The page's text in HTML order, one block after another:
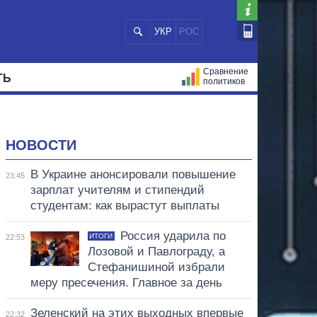
УКР РОС
Сравнение
политиков
НОВОСТИ
23:45
В Украине анонсировали повышение
зарплат учителям и стипендий
студентам: как вырастут выплаты
22:53 ИТОГИ
Россия ударила по
Лозовой и Павлограду, а
Стефанишиной избрали
меру пресечения. Главное за день
22:32
Зеленский на этих выходных впервые